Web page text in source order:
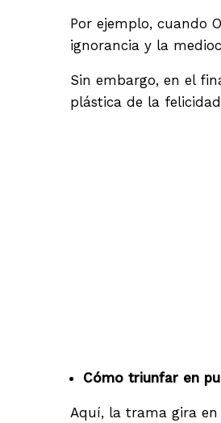
Por ejemplo, cuando
ignorancia y la
Sin embargo, en el
plástica de la
Cómo triunfar en
Aquí, la trama gira